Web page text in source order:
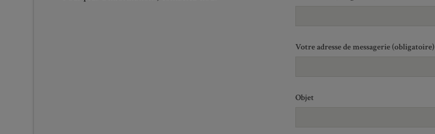
Votre adresse de messagerie (obligatoire)
Objet